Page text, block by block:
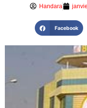
Handara
Facebook